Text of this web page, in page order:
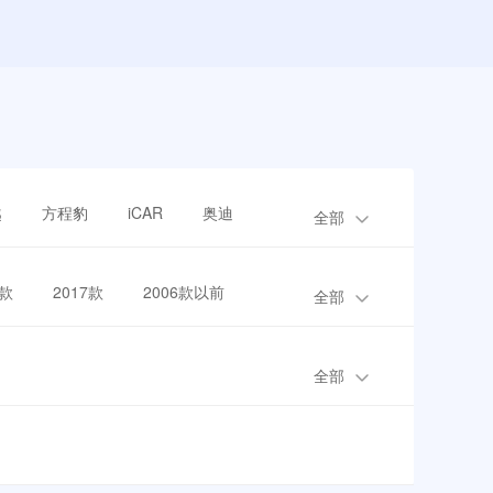
方程豹 iCAR 奥迪 全部
2017款 2006款以前 全部
全部